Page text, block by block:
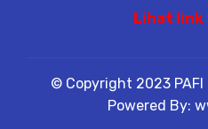
Lihat link
© Copyright 2023
Powered By: